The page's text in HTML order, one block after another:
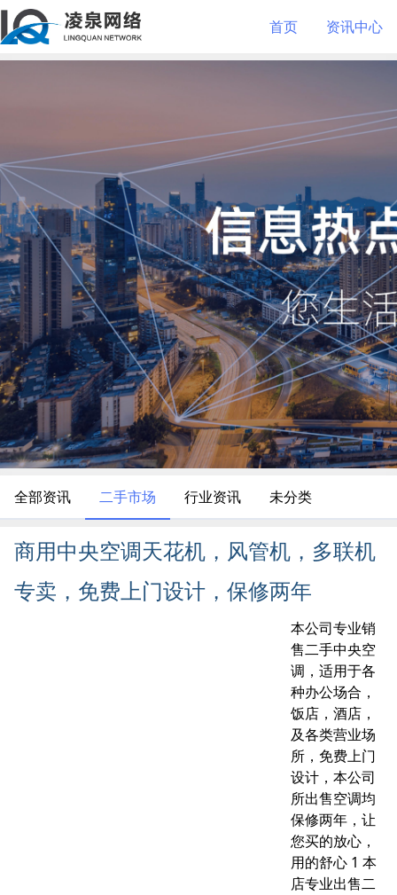
首页 资讯中心
全部资讯 二手市场 行业资讯 未分类
商用中央空调天花机，风管机，多联机
专卖，免费上门设计，保修两年
本公司专业销
售二手中央空
调，适用于各
种办公场合，
饭店，酒店，
及各类营业场
所，免费上门
设计，本公司
所出售空调均
保修两年，让
您买的放心，
用的舒心 1 本
店专业出售二